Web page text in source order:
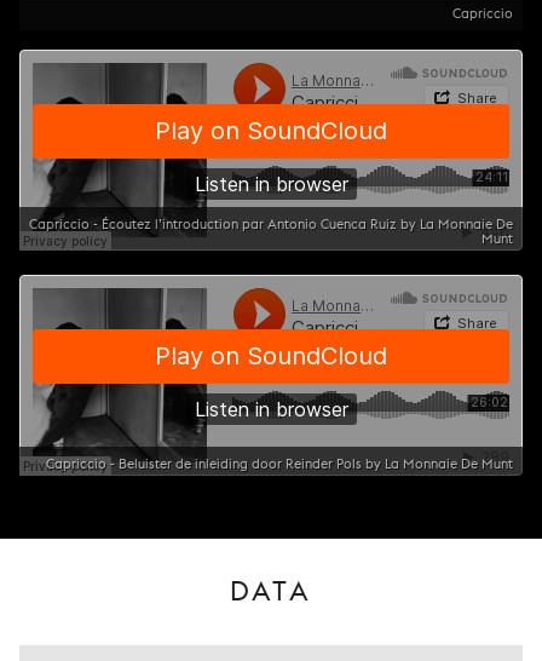
Capriccio
Capriccio - Écoutez l’introduction par Antonio Cuenca Ruiz by La Monnaie De
Munt
Capriccio - Beluister de inleiding door Reinder Pols by La Monnaie De Munt
DATA